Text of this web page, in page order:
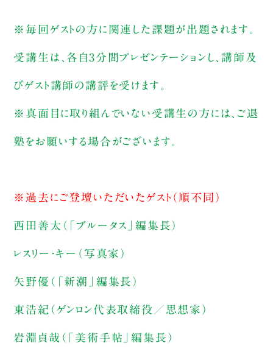
※毎回ゲストの方に関連した課題が出題されます。
受講生は、各自3分間プレゼンテーションし、講師及
びゲスト講師の講評を受けます。
※真面目に取り組んでいない受講生の方には、ご退
塾をお願いする場合がございます。
※過去にご登壇いただいたゲスト（順不同）
西田善太（「ブルータス」編集長）
レスリー・キー（写真家）
矢野優（「新潮」編集長）
東浩紀（ゲンロン代表取締役／思想家）
岩淵貞哉（「美術手帖」編集長）